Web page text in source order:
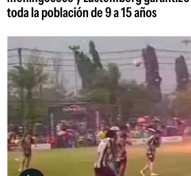
toda la población de 9 a 15 años